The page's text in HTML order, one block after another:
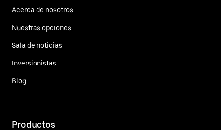
Acerca de nosotros
Nuestras opciones
Sala de noticias
Inversionistas
Blog
Productos